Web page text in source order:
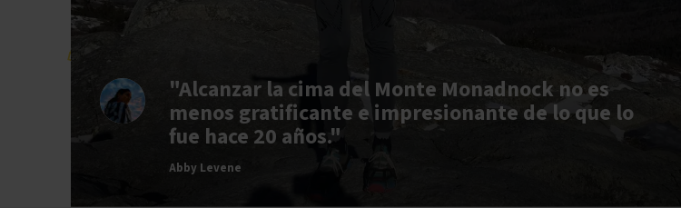
"Alcanzar la cima del Monte Monadnock no es
menos gratificante e impresionante de lo que lo
fue hace 20 años."
Abby Levene